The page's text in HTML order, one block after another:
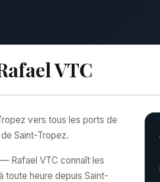
VTC
vers tous les ports de
Saint-Tropez.
Rafael VTC connaît les
toute heure depuis Saint-